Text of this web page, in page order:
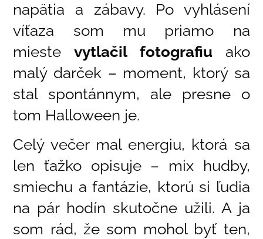
napätia a zábavy. Po vyhlásení
víťaza som mu priamo na
miestevytlačil fotografiu ako
malý darček – moment, ktorý sa
stal spontánnym, ale presne o
tom Halloween je.
Celý večer mal energiu, ktorá sa
len ťažko opisuje – mix hudby,
smiechu a fantázie, ktorú si ľudia
na pár hodín skutočne užili. A ja
som rád, že som mohol byť ten,